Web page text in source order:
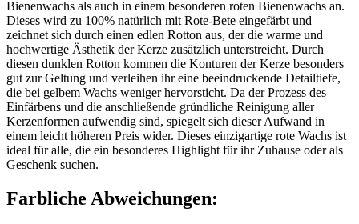
Bienenwachs als auch in einem besonderen roten Bienenwachs an.
Dieses wird zu 100% natürlich mit Rote-Bete eingefärbt und
zeichnet sich durch einen edlen Rotton aus, der die warme und
hochwertige Ästhetik der Kerze zusätzlich unterstreicht. Durch
diesen dunklen Rotton kommen die Konturen der Kerze besonders
gut zur Geltung und verleihen ihr eine beeindruckende Detailtiefe,
die bei gelbem Wachs weniger hervorsticht. Da der Prozess des
Einfärbens und die anschließende gründliche Reinigung aller
Kerzenformen aufwendig sind, spiegelt sich dieser Aufwand in
einem leicht höheren Preis wider. Dieses einzigartige rote Wachs ist
ideal für alle, die ein besonderes Highlight für ihr Zuhause oder als
Geschenk suchen.
Farbliche Abweichungen: